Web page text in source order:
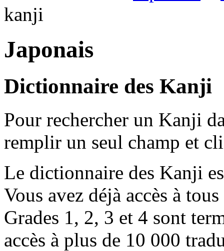
kanji
Japonais
Dictionnaire des Kanji
Pour rechercher un Kanji
remplir un seul champ et
Le dictionnaire des Kanji
Vous avez déjà accès à
Grades 1, 2, 3 et 4 sont
accès à plus de 10 000